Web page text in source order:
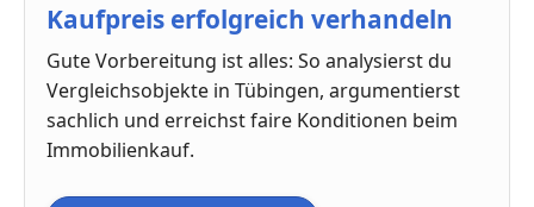
Kaufpreis erfolgreich verhandeln
Gute Vorbereitung ist alles: So analysierst du
Vergleichsobjekte in Tübingen, argumentierst
sachlich und erreichst faire Konditionen beim
Immobilienkauf.